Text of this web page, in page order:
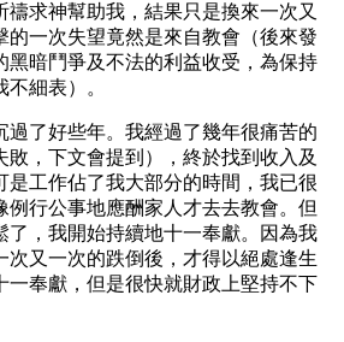
禱求神幫助我，結果只是換來一次又
的一次失望竟然是來自教會（後來發
黑暗鬥爭及不法的利益收受，為保持
細表）。
過了好些年。我經過了幾年很痛苦的
敗，下文會提到），終於找到收入及
是工作佔了我大部分的時間，我已很
例行公事地應酬家人才去去教會。但
了，我開始持續地十一奉獻。因為我
次又一次的跌倒後，才得以絕處逢生
一奉獻，但是很快就財政上堅持不下